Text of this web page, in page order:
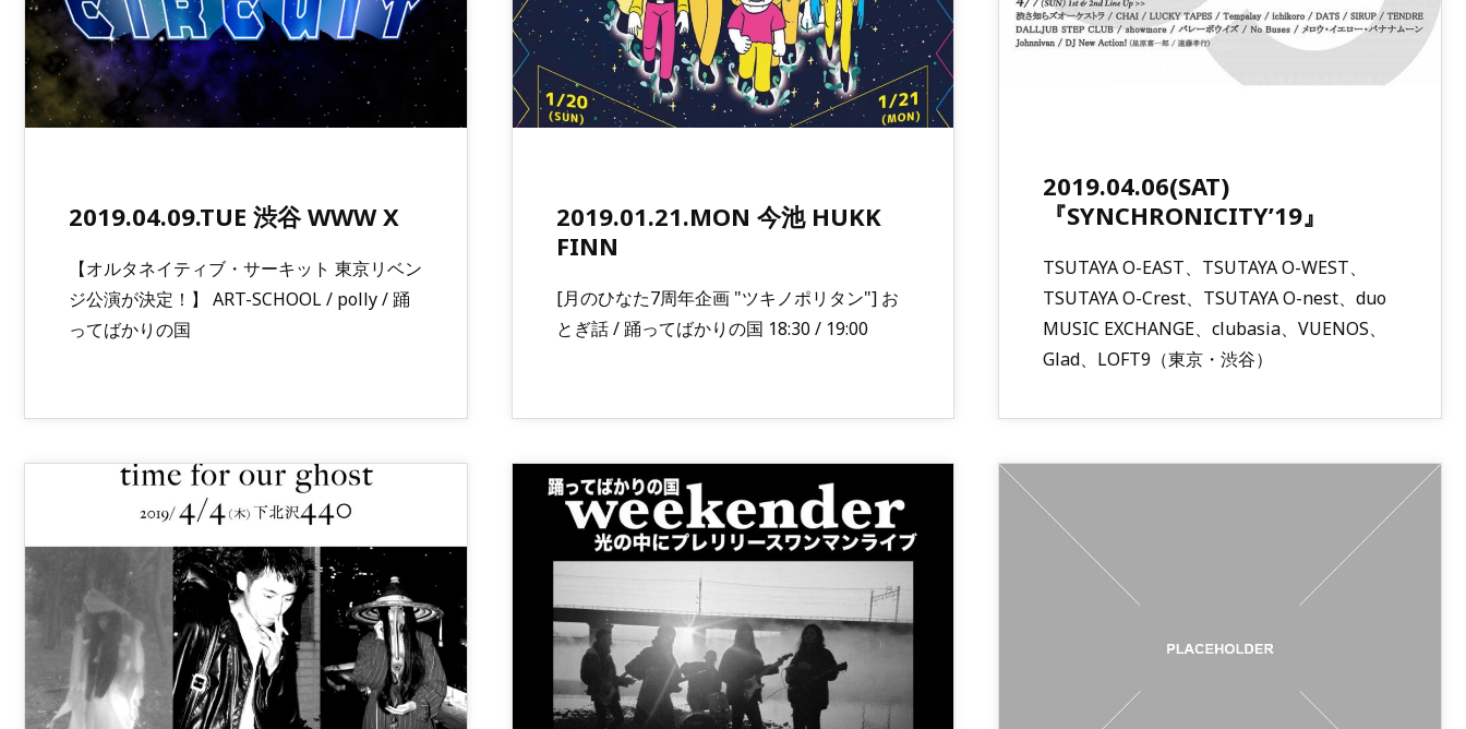
2019.04.09.TUE 渋谷 WWW X
【オルタネイティブ・サーキット 東京リベン
ジ公演が決定！】 ART-SCHOOL / polly / 踊
ってばかりの国
2019.01.21.MON 今池 HUKK
FINN
[月のひなた7周年企画 "ツキノポリタン"] お
とぎ話 / 踊ってばかりの国 18:30 / 19:00
2019.04.06(SAT)
『SYNCHRONICITY’19』
TSUTAYA O-EAST、TSUTAYA O-WEST、
TSUTAYA O-Crest、TSUTAYA O-nest、duo
MUSIC EXCHANGE、clubasia、VUENOS、
Glad、LOFT9（東京・渋谷）